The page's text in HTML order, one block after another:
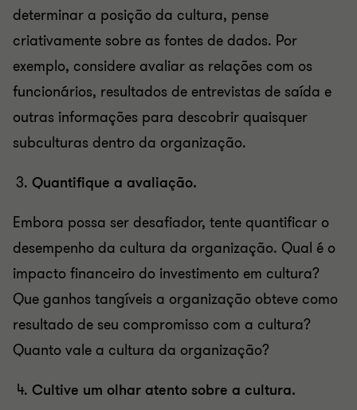
determinar a posição da cultura, pense
criativamente sobre as fontes de dados. Por
exemplo, considere avaliar as relações com os
funcionários, resultados de entrevistas de saída e
outras informações para descobrir quaisquer
subculturas dentro da organização.
Quantifique a avaliação.
Embora possa ser desafiador, tente quantificar o
desempenho da cultura da organização. Qual é o
impacto financeiro do investimento em cultura?
Que ganhos tangíveis a organização obteve como
resultado de seu compromisso com a cultura?
Quanto vale a cultura da organização?
Cultive um olhar atento sobre a cultura.